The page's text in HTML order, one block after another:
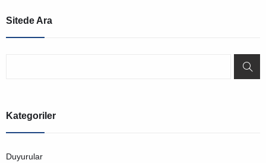
Sitede Ara
Kategoriler
Duyurular